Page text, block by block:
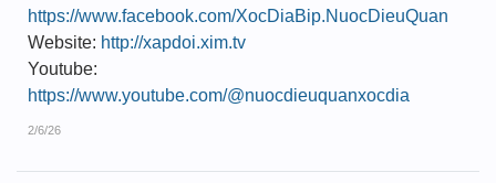
https://www.facebook.com/XocDiaBip.NuocDieuQuan
Website: http://xapdoi.xim.tv
Youtube:
https://www.youtube.com/@nuocdieuquanxocdia
2/6/26